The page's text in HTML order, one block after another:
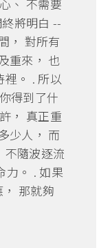
、 不需要
將明白 --
， 對所有
重來， 也
。 . 所以
得到了什
， 真正重
少人， 而
不隨波逐流
力。 . 如果
那就夠